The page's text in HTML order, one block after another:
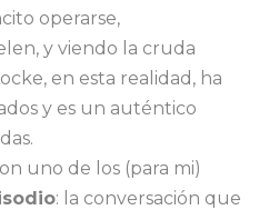
operarse,
y viendo la cruda
en esta realidad, ha
y es un auténtico
uno de los (para mi)
: la conversación que